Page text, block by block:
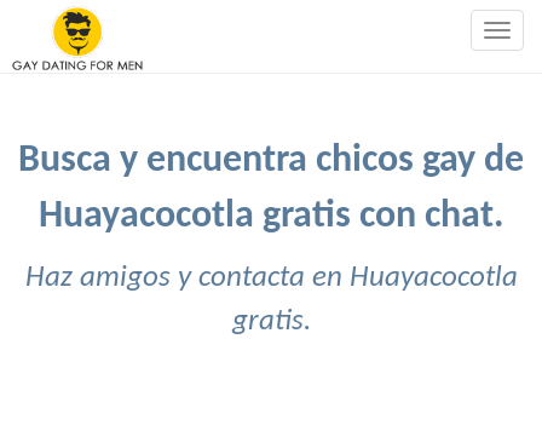
Busca y encuentra chicos gay de
Huayacocotla gratis con chat.
Haz amigos y contacta en Huayacocotla
gratis.